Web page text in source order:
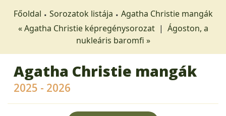
Főoldal Sorozatok listája
Agatha Christie mangák
« Agatha Christie képregénysorozat | Ágoston, a
nukleáris baromfi »
Agatha Christie mangák
2025 - 2026